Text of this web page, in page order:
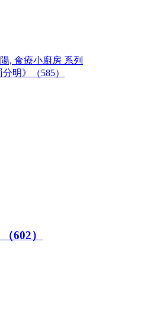
, 食療小廚房 系列
分明》（585）
602）